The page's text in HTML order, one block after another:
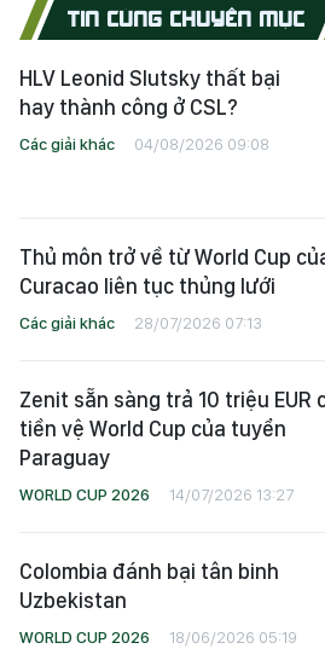
TIN CÙNG CHUYÊN MỤC
HLV Leonid Slutsky thất bại
hay thành công ở CSL?
Các giải khác 04/08/2026 09:08
Thủ môn trở về từ World Cup
Curacao liên tục thủng lưới
Các giải khác 28/07/2026 07:13
Zenit sẵn sàng trả 10 triệu EUR
tiền vệ World Cup của tuyển
Paraguay
WORLD CUP 2026 14/07/2026 13:27
Colombia đánh bại tân binh
Uzbekistan
WORLD CUP 2026 18/06/2026 05:19